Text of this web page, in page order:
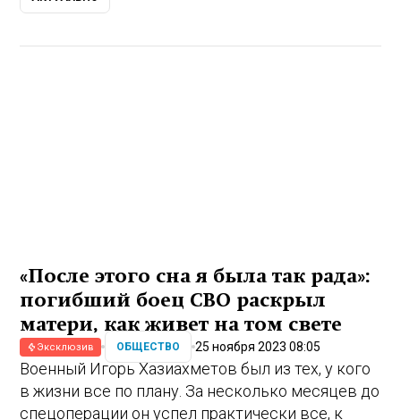
«После этого сна я была так рада»:
погибший боец СВО раскрыл
матери, как живет на том свете
Эксклюзив ОБЩЕСТВО 25 ноября 2023 08:05
Военный Игорь Хазиахметов был из тех, у кого
в жизни все по плану. За несколько месяцев до
спецоперации он успел практически все, к